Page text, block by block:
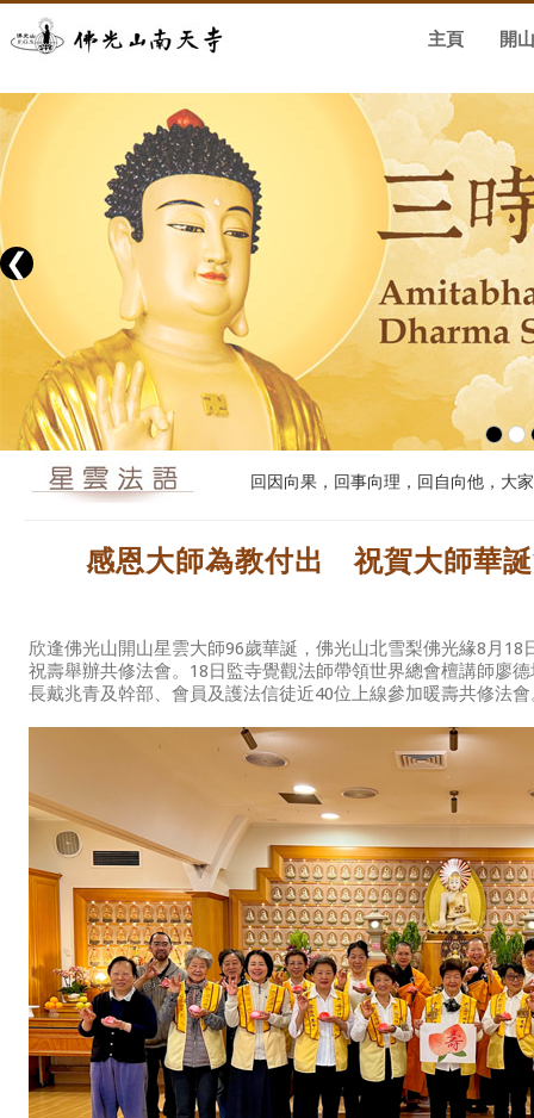
主頁 開
❮
回因向果，回事向理，回自向他，大
感恩大師為教付出 祝賀大師華
欣逢佛光山開山星雲大師96歲華誕，佛光山北雪梨佛光緣8月
祝壽舉辦共修法會。18日監寺覺觀法師帶領世界總會檀講師廖
長戴兆青及幹部、會員及護法信徒近40位上線參加暖壽共修法會